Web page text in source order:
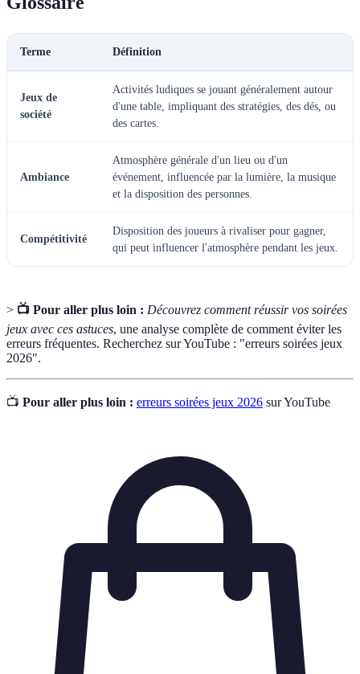
Terme Définition
Jeux de
société
Activités ludiques se jouant généralement autour
d'une table, impliquant des stratégies, des dés, ou
des cartes.
Ambiance
Atmosphère générale d'un lieu ou d'un
événement, influencée par la lumière, la musique
et la disposition des personnes.
Compétitivité
Disposition des joueurs à rivaliser pour gagner,
qui peut influencer l'atmosphère pendant les jeux.
> 📺 Pour aller plus loin : Découvrez comment réussir vos soirées
jeux avec ces astuces, une analyse complète de comment éviter les
erreurs fréquentes. Recherchez sur YouTube : "erreurs soirées jeux
2026".
📺 Pour aller plus loin : erreurs soirées jeux 2026 sur YouTube